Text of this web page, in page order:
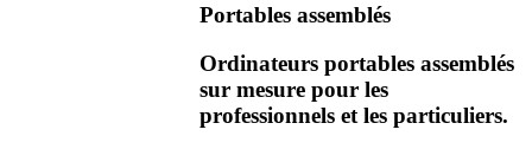
Portables assemblés
Ordinateurs portables assemblés
sur mesure pour les
professionnels et les particuliers.